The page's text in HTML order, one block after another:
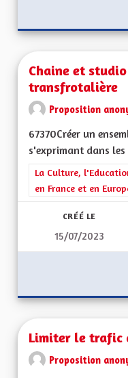
Chaine et
transfrotalière
Proposition
67370Créer un
s'exprimant dans
Filtrer les résultats
La Culture,
en France et en
CRÉÉ LE
15/07/2023
Limiter le trafic
Proposition